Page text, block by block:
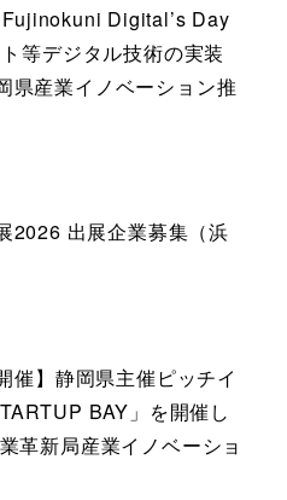
Digital’s Day
等デジタル技術の実装
県産業イノベーション推
2026 出展企業募集（浜
催】静岡県主催ピッチイ
BAY」を開催し
革新局産業イノベーショ